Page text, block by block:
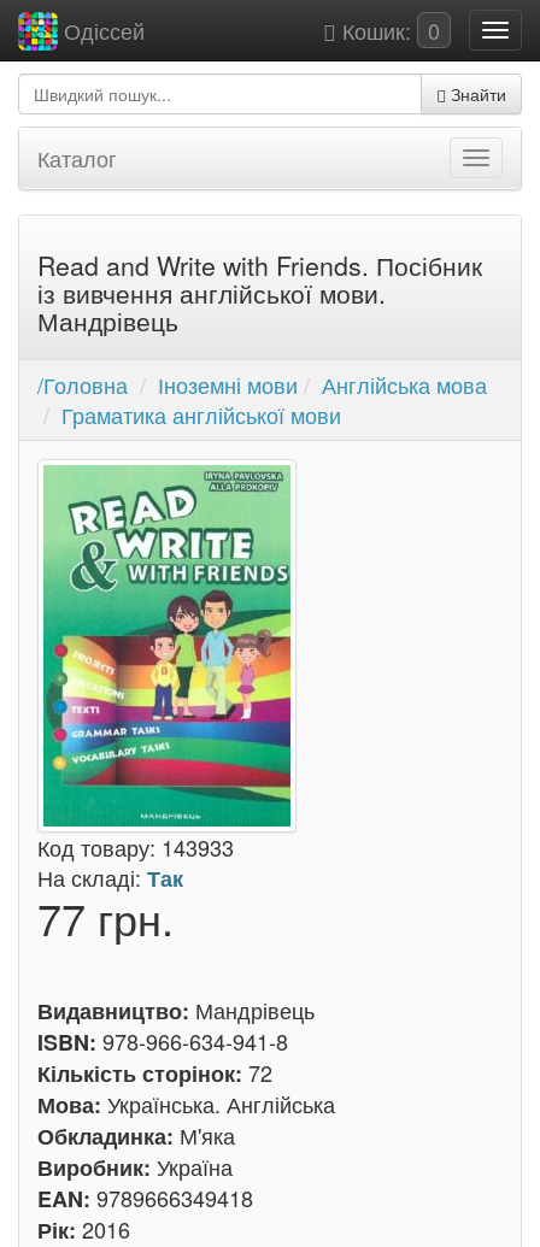
Кошик: 0
Одіссей
Знайти
Каталог
Read and Write with Friends. Посібник
із вивчення англійської мови.
Мандрівець
/Головна Іноземні мови
Англійська мова
Граматика англійської мови
Код товару: 143933
На складі: Так
77 грн.
Видавництво: Мандрівець
ISBN: 978-966-634-941-8
Кількість сторінок: 72
Мова: Українська. Англійська
Обкладинка: М'яка
Виробник: Україна
EAN: 9789666349418
Рік: 2016